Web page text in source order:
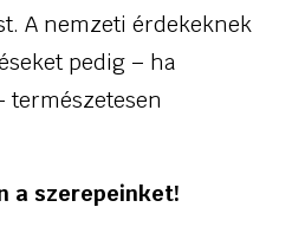
A nemzeti érdekeknek
pedig – ha
természetesen
a szerepeinket!